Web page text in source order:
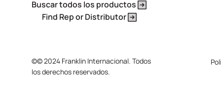
Buscar todos los productos
Find Rep or Distributor
©© 2024 Franklin Internacional. Todos
los derechos reservados.